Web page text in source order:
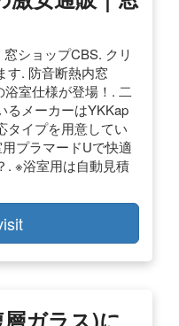
ショップCBS. クリ
す. 防音断熱内窓
室仕様が登場！. 二
るメーカーはYKKap
タイプを用意してい
プラマードUで快適
. ※浴室用は自動見積